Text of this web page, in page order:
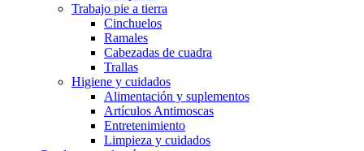
Trabajo pie a tierra
Cinchuelos
Ramales
Cabezadas de cuadra
Trallas
Higiene y cuidados
Alimentación y suplementos
Artículos Antimoscas
Entretenimiento
Limpieza y cuidados